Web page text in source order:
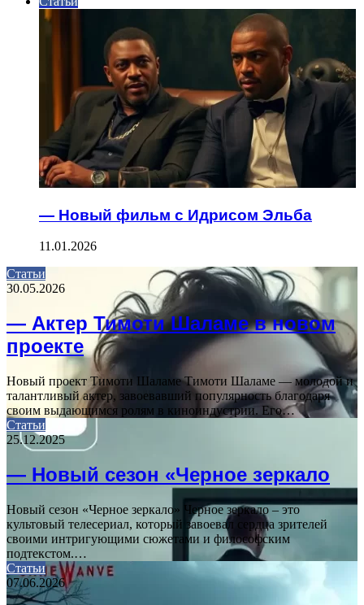
— Новый фильм с Идрисом Эльба
11.01.2026
Статьи
30.05.2026
— Актер Тимоти Шаламе в новом
проекте
Новый проект Тимоти Шаламе Тимоти Шаламе — молодой и
талантливый актер, завоевавший популярность благодаря
своим выдающимся ролям в киноиндустрии. Его…
Статьи
25.12.2025
— Новый сезон «Черное зеркало
Новый сезон «Черное зеркало» Черное зеркало – это
культовый телесериал, который завоевал сердца зрителей
своими интригующими сюжетами и философским
подтекстом.…
Статьи
07.06.2026